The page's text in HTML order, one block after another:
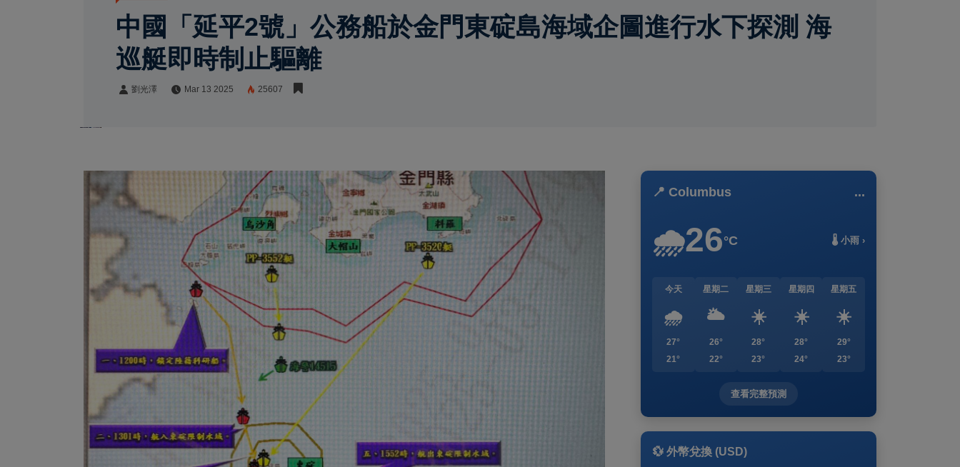
中國「延平2號」公務船於金門東碇島海域企圖進行水下探測 海
巡艇即時制止驅離
劉光澤 Mar 13 2025 25607
📍 Columbus ...
🌧️26°C 🌡️ 小雨 ›
今天
🌧️
27°
21°
星期二
🌥️
26°
22°
星期三
☀️
28°
23°
星期四
☀️
28°
24°
星期五
☀️
29°
23°
查看完整預測
💱 外幣兌換 (USD)